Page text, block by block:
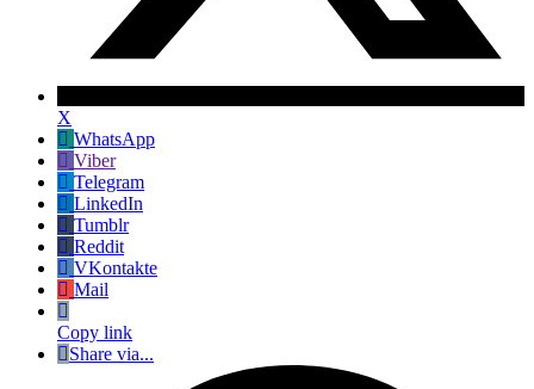
X
WhatsApp
Viber
Telegram
LinkedIn
Tumblr
Reddit
VKontakte
Mail
Copy link
Share via...